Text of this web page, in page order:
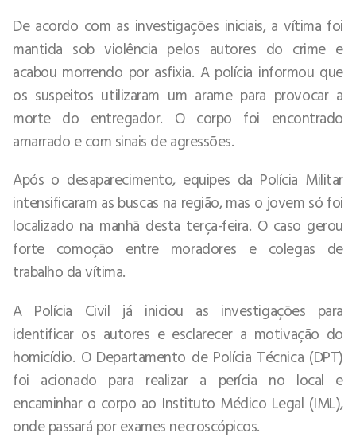
De acordo com as investigações iniciais, a vítima foi
mantida sob violência pelos autores do crime e
acabou morrendo por asfixia. A polícia informou que
os suspeitos utilizaram um arame para provocar a
morte do entregador. O corpo foi encontrado
amarrado e com sinais de agressões.
Após o desaparecimento, equipes da Polícia Militar
intensificaram as buscas na região, mas o jovem só foi
localizado na manhã desta terça-feira. O caso gerou
forte comoção entre moradores e colegas de
trabalho da vítima.
A Polícia Civil já iniciou as investigações para
identificar os autores e esclarecer a motivação do
homicídio. O Departamento de Polícia Técnica (DPT)
foi acionado para realizar a perícia no local e
encaminhar o corpo ao Instituto Médico Legal (IML),
onde passará por exames necroscópicos.